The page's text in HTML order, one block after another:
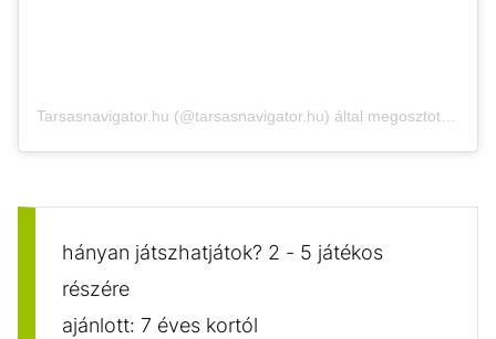
Tarsasnavigator.hu (@tarsasnavigator.hu) által megosztott bejegyzés
hányan játszhatjátok? 2 - 5 játékos
részére
ajánlott: 7 éves kortól